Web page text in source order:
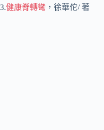
3.健康脊轉彎 ，徐華佗/ 著